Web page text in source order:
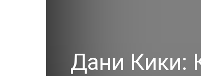
Дани Кики: